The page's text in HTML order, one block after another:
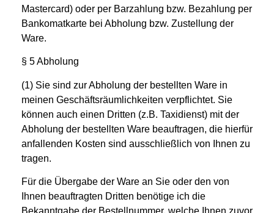
Mastercard) oder per Barzahlung bzw. Bezahlung per
Bankomatkarte bei Abholung bzw. Zustellung der
Ware.
§ 5 Abholung
(1) Sie sind zur Abholung der bestellten Ware in
meinen Geschäftsräumlichkeiten verpflichtet. Sie
können auch einen Dritten (z.B. Taxidienst) mit der
Abholung der bestellten Ware beauftragen, die hierfür
anfallenden Kosten sind ausschließlich von Ihnen zu
tragen.
Für die Übergabe der Ware an Sie oder den von
Ihnen beauftragten Dritten benötige ich die